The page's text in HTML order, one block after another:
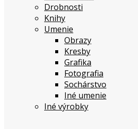
Drobnosti
Knihy
Umenie
Obrazy
Kresby
Grafika
Fotografia
Sochárstvo
Iné umenie
Iné výrobky